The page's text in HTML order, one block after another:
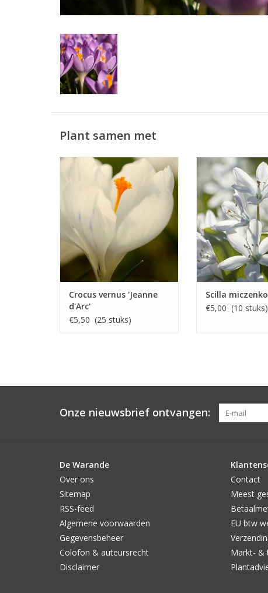
Plant samen met
Bonte krokus, stinzenplant
Februari/maart, wit, 15-20 cm
Een prima witte Krokus
INFO EN KOPEN
Crocus vernus 'Jeanne
d'Arc'
€5,50 (25 stuks)
Witte sterhyacint,
Februari/maart,
cm
Vroegbloeiend
INFO EN
Scilla
€5,00 (10 stuks)
Onze nieuwsbrief ontvangen:
De Warande
Over ons
Sitemap
RSS-feed
Algemene voorwaarden
Gegevensbeheer
Colofon & auteursrecht
Disclaimer
Contact
Meest
EU btw
Markt- &